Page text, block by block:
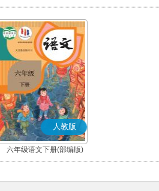
版)
人教版
六年级语文下册(部编版)